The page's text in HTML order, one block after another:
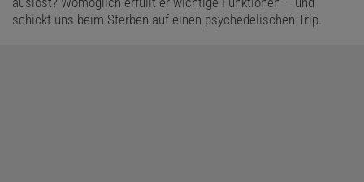
schickt uns beim Sterben auf einen psychedelischen Trip.